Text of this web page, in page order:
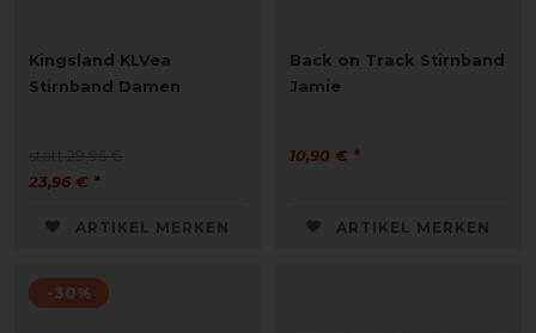
Kingsland KLVea
Stirnband Damen
23,96 € *
ARTIKEL MERKEN
Back on Track Stirnband
Jamie
10,90 € *
ARTIKEL MERKEN
-30%